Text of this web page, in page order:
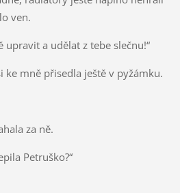
ven.
upravit a udělat z tebe slečnu!“
ke mně přisedla ještě v pyžámku.
za ně.
Petruško?“